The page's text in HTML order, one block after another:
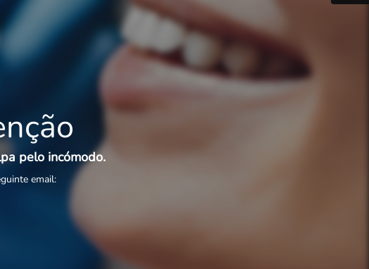
pelo incómodo.
email: